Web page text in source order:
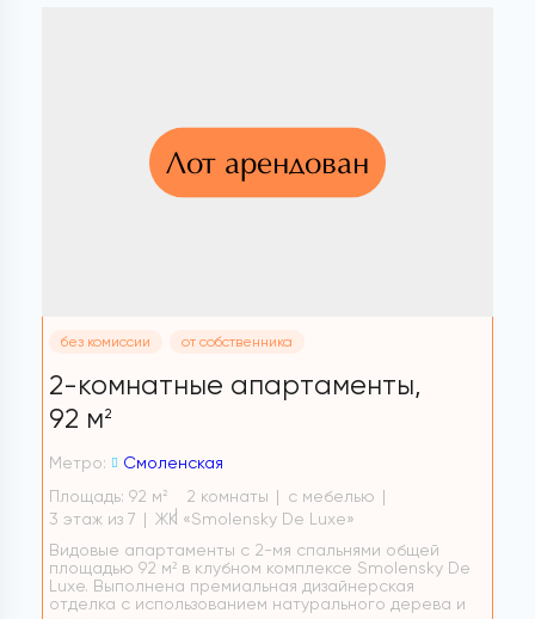
Лот арендован
без комиссии от собственника
2-комнатные апартаменты,
92 м2
Метро:
Смоленская
Площадь: 92 м 2 2 комнаты
с мебелью
3 этаж из 7
ЖК «Smolensky De Luxe»
Видовые апартаменты с 2-мя спальнями общей
площадью 92 м² в клубном комплексе Smolensky De
Luxe. Выполнена премиальная дизайнерская
отделка с использованием натурального дерева и